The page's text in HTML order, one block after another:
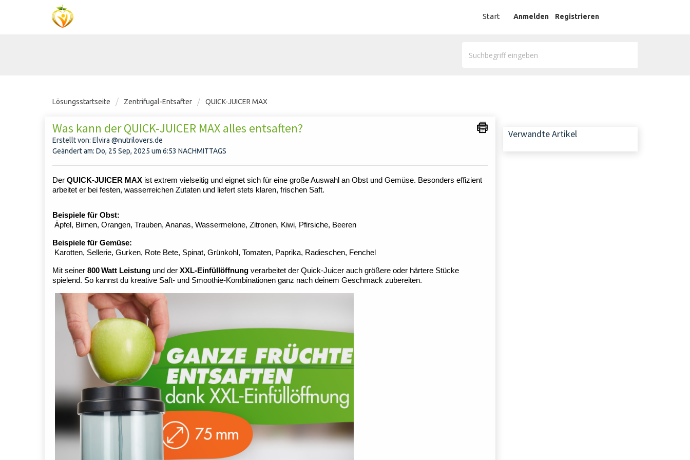
Start Anmelden Registrieren
Lösungsstartseite Zentrifugal-Entsafter QUICK-JUICER MAX
Was kann der QUICK-JUICER MAX alles entsaften?
Erstellt von: Elvira @nutrilovers.de
Geändert am: Do, 25 Sep, 2025 um 6:53 NACHMITTAGS
Der QUICK-JUICER MAX ist extrem vielseitig und eignet sich für eine große Auswahl an Obst und Gemüse. Besonders effizient
arbeitet er bei festen, wasserreichen Zutaten und liefert stets klaren, frischen Saft.
Beispiele für Obst:
Äpfel, Birnen, Orangen, Trauben, Ananas, Wassermelone, Zitronen, Kiwi, Pfirsiche, Beeren
Beispiele für Gemüse:
Karotten, Sellerie, Gurken, Rote Bete, Spinat, Grünkohl, Tomaten, Paprika, Radieschen, Fenchel
Mit seiner 800 Watt Leistung und der XXL-Einfüllöffnung verarbeitet der Quick-Juicer auch größere oder härtere Stücke
spielend. So kannst du kreative Saft- und Smoothie-Kombinationen ganz nach deinem Geschmack zubereiten.
Verwandte Artikel